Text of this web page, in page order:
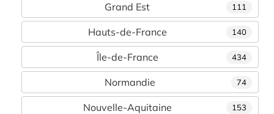
111
Grand Est
140
Hauts-de-France
434
Île-de-France
74
Normandie
153
Nouvelle-Aquitaine